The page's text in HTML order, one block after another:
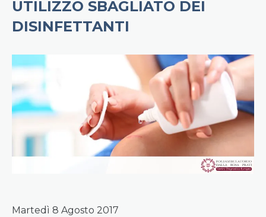
UTILIZZO SBAGLIATO DEI
DISINFETTANTI
Martedì 8 Agosto 2017